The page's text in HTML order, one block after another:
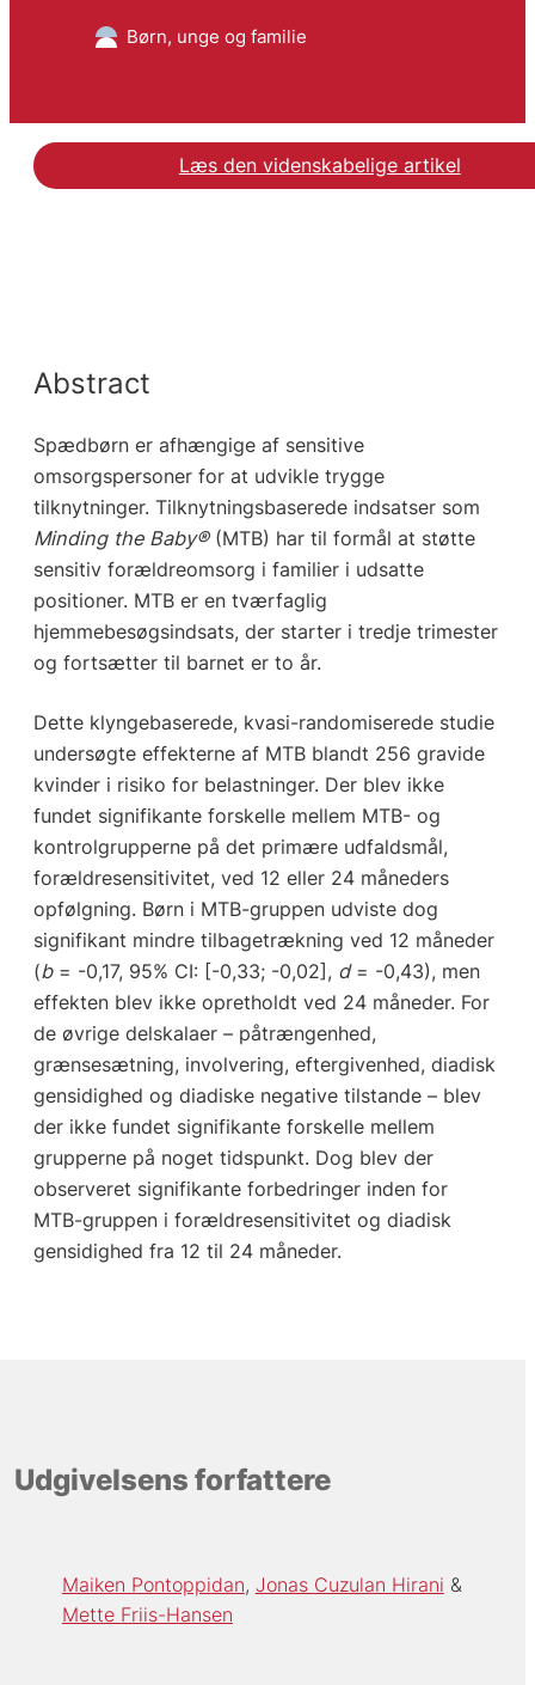
Børn, unge og familie
Læs den videnskabelige artikel
Abstract
Spædbørn er afhængige af sensitive
omsorgspersoner for at udvikle trygge
tilknytninger. Tilknytningsbaserede indsatser som
Minding the Baby®(MTB) har til formål at støtte
sensitiv forældreomsorg i familier i udsatte
positioner. MTB er en tværfaglig
hjemmebesøgsindsats, der starter i tredje trimester
og fortsætter til barnet er to år.
Dette klyngebaserede, kvasi-randomiserede studie
undersøgte effekterne af MTB blandt 256 gravide
kvinder i risiko for belastninger. Der blev ikke
fundet signifikante forskelle mellem MTB- og
kontrolgrupperne på det primære udfaldsmål,
forældresensitivitet, ved 12 eller 24 måneders
opfølgning. Børn i MTB-gruppen udviste dog
signifikant mindre tilbagetrækning ved 12 måneder
(b= -0,17, 95% CI: [-0,33; -0,02], d= -0,43), men
effekten blev ikke opretholdt ved 24 måneder. For
de øvrige delskalaer – påtrængenhed,
grænsesætning, involvering, eftergivenhed, diadisk
gensidighed og diadiske negative tilstande – blev
der ikke fundet signifikante forskelle mellem
grupperne på noget tidspunkt. Dog blev der
observeret signifikante forbedringer inden for
MTB-gruppen i forældresensitivitet og diadisk
gensidighed fra 12 til 24 måneder.
Udgivelsens forfattere
Maiken Pontoppidan Jonas Cuzulan Hirani
Mette Friis-Hansen